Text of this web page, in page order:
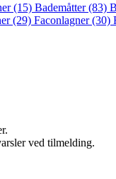
(15) Bademåtter(83)
(29) Faconlagner(30)
ved tilmelding.